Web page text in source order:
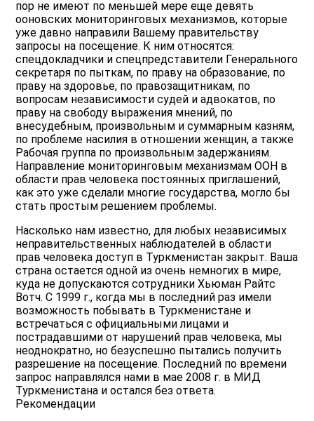
пор не имеют по меньшей мере еще девять
ооновских мониторинговых механизмов, которые
уже давно направили Вашему правительству
запросы на посещение. К ним относятся:
спецдокладчики и спецпредставители Генерального
секретаря по пыткам, по праву на образование, по
праву на здоровье, по правозащитникам, по
вопросам независимости судей и адвокатов, по
праву на свободу выражения мнений, по
внесудебным, произвольным и суммарным казням,
по проблеме насилия в отношении женщин, а также
Рабочая группа по произвольным задержаниям.
Направление мониторинговым механизмам ООН в
области прав человека постоянных приглашений,
как это уже сделали многие государства, могло бы
стать простым решением проблемы.
Насколько нам известно, для любых независимых
неправительственных наблюдателей в области
прав человека доступ в Туркменистан закрыт. Ваша
страна остается одной из очень немногих в мире,
куда не допускаются сотрудники Хьюман Райтс
Вотч. С 1999 г., когда мы в последний раз имели
возможность побывать в Туркменистане и
встречаться с официальными лицами и
пострадавшими от нарушений прав человека, мы
неоднократно, но безуспешно пытались получить
разрешение на посещение. Последний по времени
запрос направлялся нами в мае 2008 г. в МИД
Туркменистана и остался без ответа.
Рекомендации